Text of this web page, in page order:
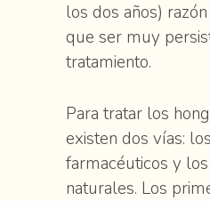
los dos años)
que ser muy
tratamiento.
Para tratar los
existen dos vías:
farmacéuticos y
naturales. Los